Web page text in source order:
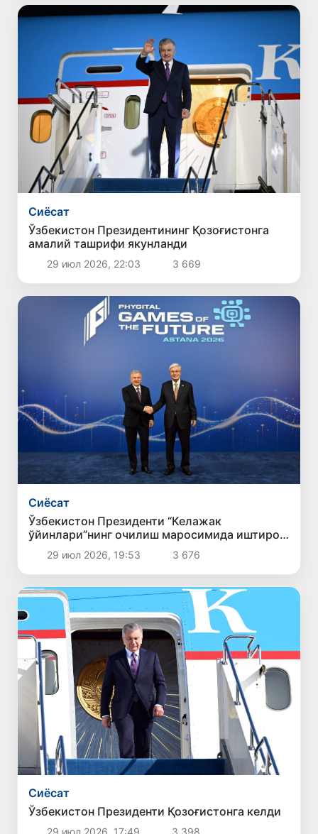
Сиёсат
Ўзбекистон Президентининг Қозоғистонга
амалий ташрифи якунланди
29 июл 2026, 22:03 3 669
Сиёсат
Ўзбекистон Президенти “Келажак
ўйинлари”нинг очилиш маросимида иштирок
этди29 июл 2026, 19:53 3 676
Сиёсат
Ўзбекистон Президенти Қозоғистонга келди